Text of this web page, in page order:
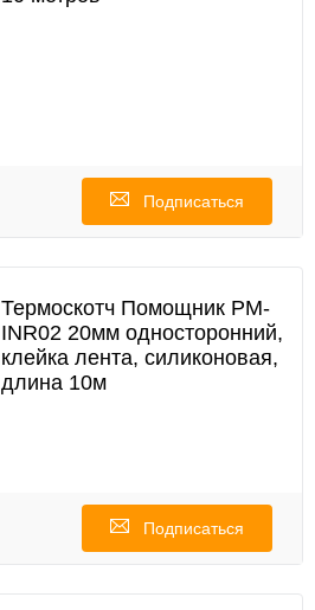
Подписаться
Термоскотч Помощник PM-
INR02 20мм односторонний,
клейка лента, силиконовая,
длина 10м
Подписаться